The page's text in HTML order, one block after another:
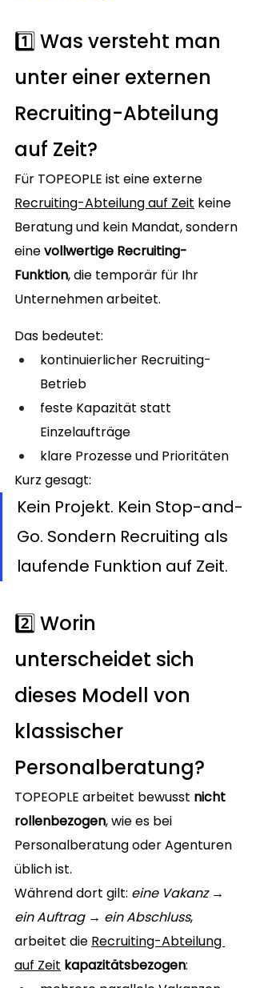
1️⃣ Was versteht man
unter einer externen
Recruiting-Abteilung
auf Zeit?
Für TOPEOPLE ist eine externe
Recruiting-Abteilung auf Zeit keine
Beratung und kein Mandat, sondern
eine vollwertige Recruiting-
Funktion, die temporär für Ihr
Unternehmen arbeitet.
Das bedeutet:
kontinuierlicher Recruiting-
Betrieb
feste Kapazität statt
Einzelaufträge
klare Prozesse und Prioritäten
Kurz gesagt:
Kein Projekt. Kein Stop-and-
Go. Sondern Recruiting als
laufende Funktion auf Zeit.
2️⃣ Worin
unterscheidet sich
dieses Modell von
klassischer
Personalberatung?
TOPEOPLE arbeitet bewusst nicht
rollenbezogen, wie es bei
Personalberatung oder Agenturen
üblich ist.
Während dort gilt: eine Vakanz →
ein Auftrag → ein Abschluss,
arbeitet die Recruiting-Abteilung
auf Zeit kapazitätsbezogen: